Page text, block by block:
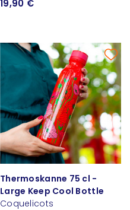
19,90 €
Thermoskanne 75 cl -
Large Keep Cool Bottle
Coquelicots